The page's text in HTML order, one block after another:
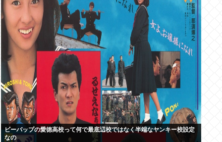
ビーバップの愛徳高校って何で最底辺校ではなく半端なヤンキー校設定
なの